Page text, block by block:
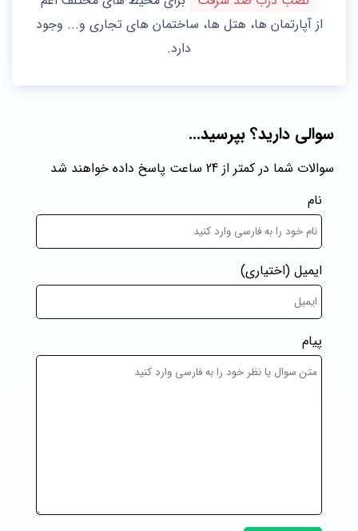
از آپارتمان ها، هتل ها، ساختمان های تجاری و... وجود
دارد.
سوالی دارید؟ بپرسید...
سوالات شما در کمتر از 24 ساعت پاسخ داده خواهند شد
نام
ایمیل (اختیاری)
پیام